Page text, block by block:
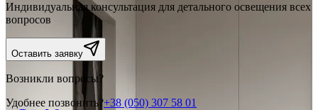
Индивидуальная консультация для детального освещения всех
вопросов
Оставить заявку
Возникли вопросы?
Удобнее позвонить?+38 (050) 307 58 01